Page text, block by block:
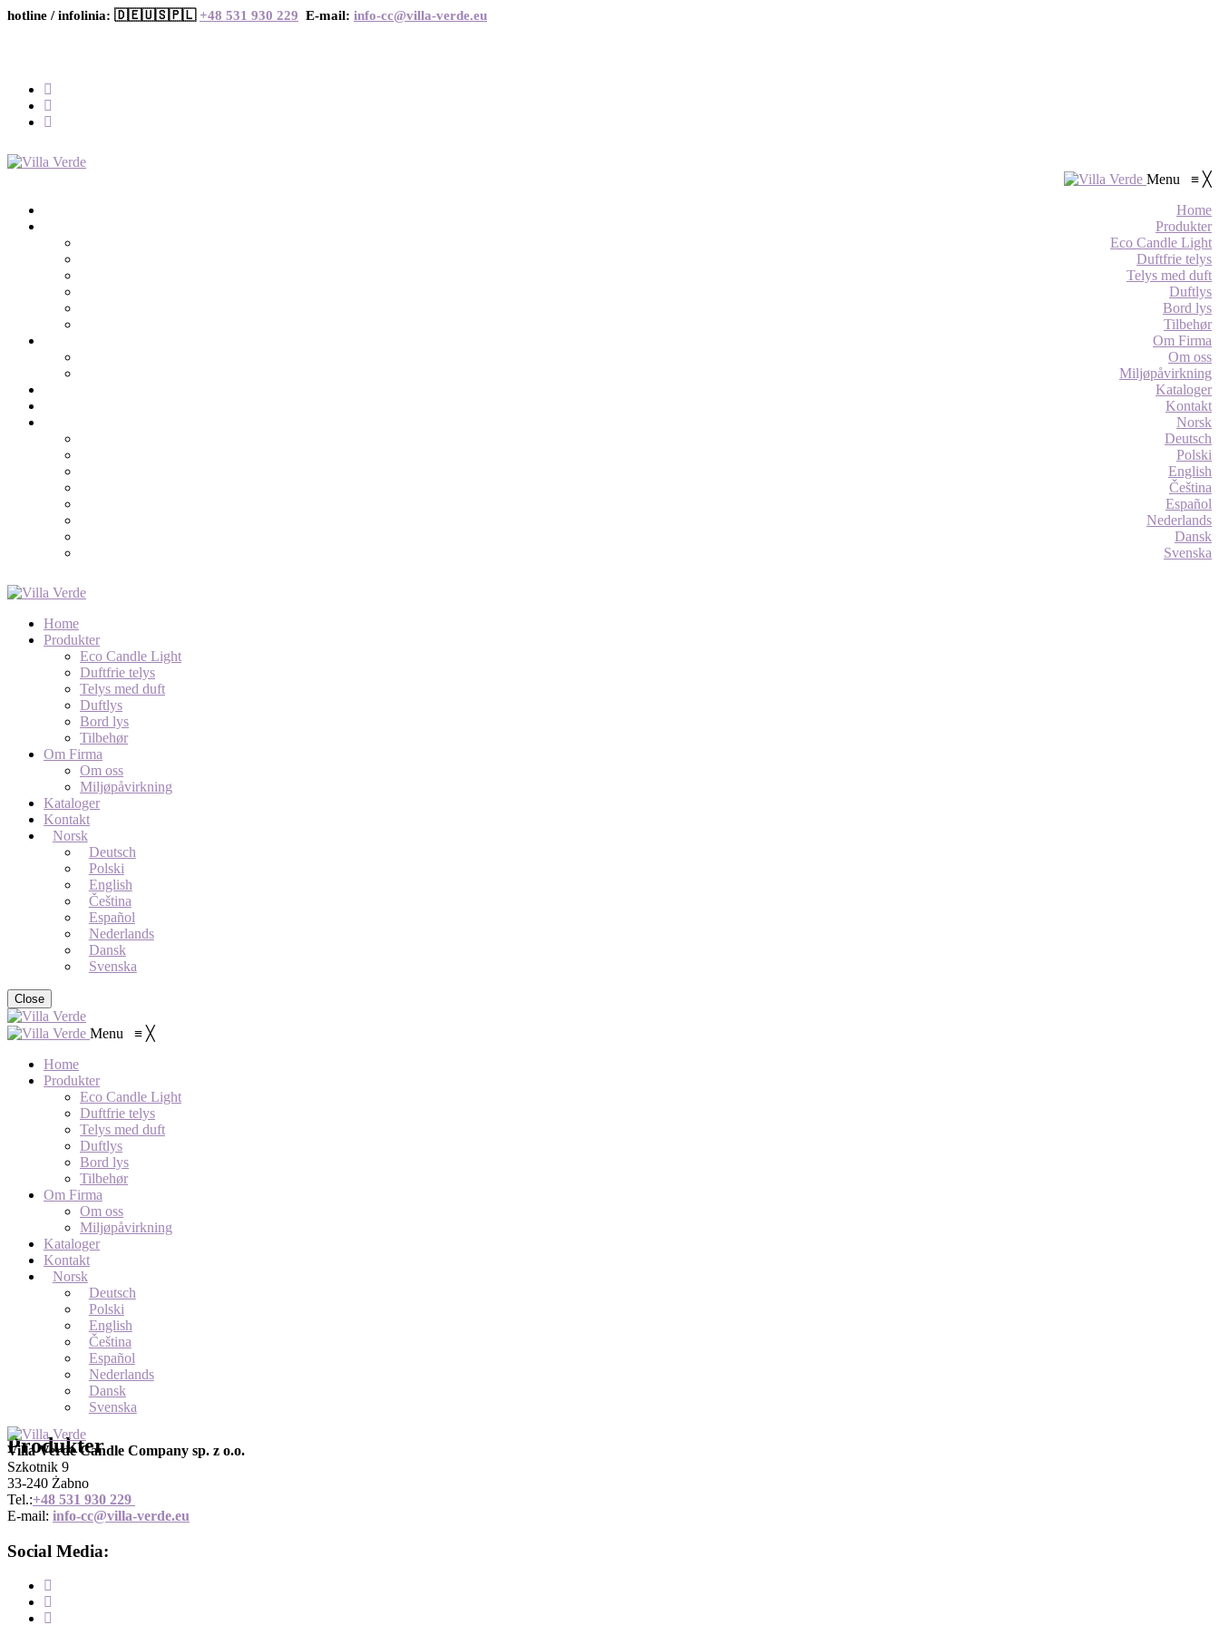
hotline / infolinia: 🇩🇪🇺🇸🇵🇱+48 531 930 229 E-mail: info-cc@villa-verde.eu
Menu ≡ ╳
Home
Produkter
Eco Candle Light
Duftfrie telys
Telys med duft
Duftlys
Bord lys
Tilbehør
Om Firma
Om oss
Miljøpåvirkning
Kataloger
Kontakt
Norsk
Deutsch
Polski
English
Čeština
Español
Nederlands
Dansk
Svenska
Home
Produkter
Eco Candle Light
Duftfrie telys
Telys med duft
Duftlys
Bord lys
Tilbehør
Om Firma
Om oss
Miljøpåvirkning
Kataloger
Kontakt
Norsk
Deutsch
Polski
English
Čeština
Español
Nederlands
Dansk
Svenska
Close
Menu ≡ ╳
Home
Produkter
Eco Candle Light
Duftfrie telys
Telys med duft
Duftlys
Bord lys
Tilbehør
Om Firma
Om oss
Miljøpåvirkning
Kataloger
Kontakt
Norsk
Deutsch
Polski
English
Čeština
Español
Nederlands
Dansk
Svenska
Produkter
Villa Verde Candle Company sp. z o.o.
Szkotnik 9
33-240 Żabno
Tel.:+48 531 930 229
E-mail: info-cc@villa-verde.eu
Social Media: